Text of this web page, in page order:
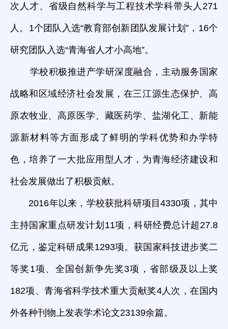
次人才、省级自然科学与工程技术学科带头人271
人。1个团队入选“教育部创新团队发展计划”，16个
研究团队入选“青海省人才小高地”。
学校积极推进产学研深度融合，主动服务国家
战略和区域经济社会发展，在三江源生态保护、高
原农牧业、高原医学、藏医药学、盐湖化工、新能
源新材料等方面形成了鲜明的学科优势和办学特
色，培养了一大批应用型人才，为青海经济建设和
社会发展做出了积极贡献。
2016年以来，学校获批科研项目4330项，其中
主持国家重点研发计划11项，科研经费总计超27.8
亿元，鉴定科研成果1293项。获国家科技进步奖二
等奖1项、全国创新争先奖3项，省部级及以上奖
182项、青海省科学技术重大贡献奖4人次，在国内
外各种刊物上发表学术论文23139余篇。